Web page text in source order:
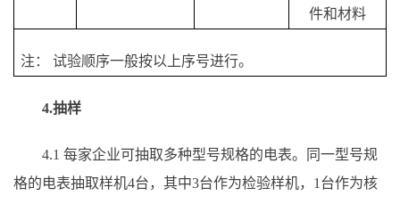
件和材料
注： 试验顺序一般按以上序号进行。
4.抽样
4.1 每家企业可抽取多种型号规格的电表。同一型号规
格的电表抽取样机4台，其中3台作为检验样机，1台作为核